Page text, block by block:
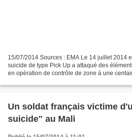
15/07/2014 Sources : EMA Le 14 juillet 2014
suicide de type Pick Up a attaqué des
en opération de contrôle de zone à une
Un soldat français victime
suicide" au Mali